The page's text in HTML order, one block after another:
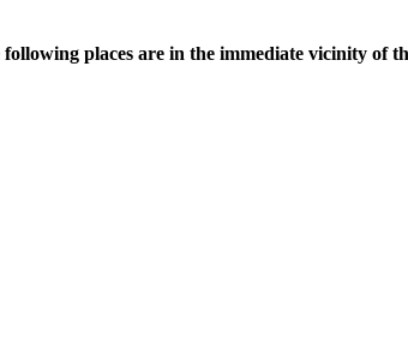
following places are in the immediate vicinity of